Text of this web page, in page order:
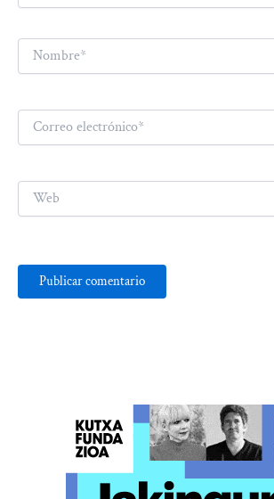
Nombre*
Correo
electrónico*
Web